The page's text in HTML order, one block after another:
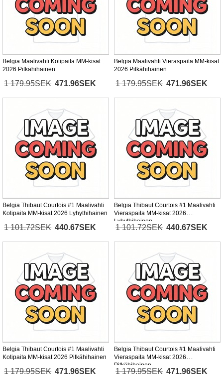
Belgia Maalivahti Kotipaita MM-kisat
2026 Pitkähihainen
1 179.95SEK 471.96SEK
Belgia Maalivahti Vieraspaita MM-kisat
2026 Pitkähihainen
1 179.95SEK 471.96SEK
Belgia Thibaut Courtois #1 Maalivahti
Kotipaita MM-kisat 2026 Lyhythihainen
1 101.72SEK 440.67SEK
Belgia Thibaut Courtois #1 Maalivahti
Vieraspaita MM-kisat 2026
Lyhythihainen
1 101.72SEK 440.67SEK
Belgia Thibaut Courtois #1 Maalivahti
Kotipaita MM-kisat 2026 Pitkähihainen
1 179.95SEK 471.96SEK
Belgia Thibaut Courtois #1 Maalivahti
Vieraspaita MM-kisat 2026
Pitkähihainen
1 179.95SEK 471.96SEK